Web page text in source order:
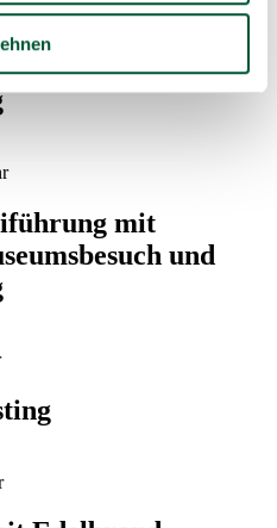
mit
und
mit
und